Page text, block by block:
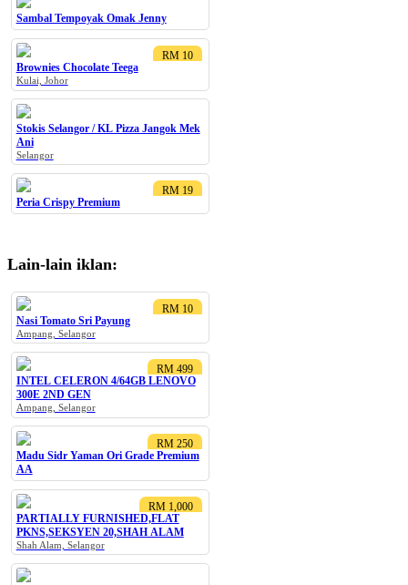
Sambal Tempoyak Omak Jenny
RM 10
Brownies Chocolate Teega
Kulai, Johor
Stokis Selangor / KL Pizza Jangok Mek
Ani
Selangor
RM 19
Peria Crispy Premium
Lain-lain iklan:
RM 10
Nasi Tomato Sri Payung
Ampang, Selangor
RM 499
INTEL CELERON 4/64GB LENOVO
300E 2ND GEN
Ampang, Selangor
RM 250
Madu Sidr Yaman Ori Grade Premium
AA
RM 1,000
PARTIALLY FURNISHED,FLAT
PKNS,SEKSYEN 20,SHAH ALAM
Shah Alam, Selangor